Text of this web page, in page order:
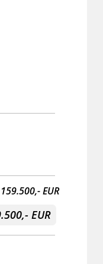
159.500,- EUR
EUR